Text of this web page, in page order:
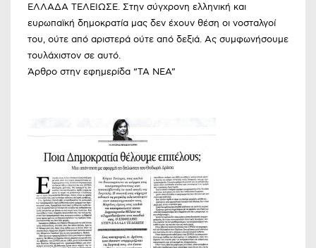
ΕΛΛΑΔΑ ΤΕΛΕΙΩΣΕ. Στην σύγχρονη ελληνική και
ευρωπαϊκή δημοκρατία μας δεν έχουν θέση οι νοσταλγοί
του, ούτε από αριστερά ούτε από δεξιά. Ας συμφωνήσουμε
τουλάχιστον σε αυτό.
Άρθρο στην εφημερίδα “TA NEA”​